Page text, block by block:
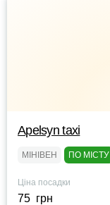
Apelsyn taxi
МІНІВЕН ПО МІСТУ
Ціна посадки
75 грн